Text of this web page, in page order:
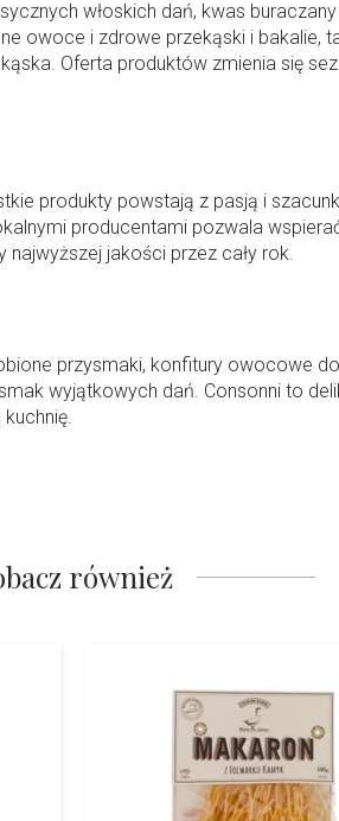
włoskich dań, kwas
i zdrowe przekąski i bakalie,
Oferta produktów zmienia się
produkty powstają z pasją i
producentami pozwala
jakości przez cały rok.
przysmaki, konfitury owocowe
wyjątkowych dań. Consonni to
również